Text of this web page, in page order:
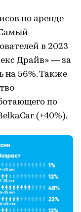
по аренде
в 2023
Драйв» — за
на 56%. Также
по
(+40%).